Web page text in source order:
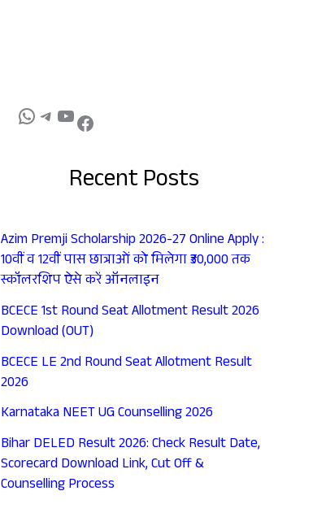
Recent Posts
Azim Premji Scholarship 2026-27 Online Apply :
10वीं व 12वीं पास छात्राओं को मिलेगा ₹30,000 तक
स्कॉलरशिप ऐसे करें ऑनलाइन
BCECE 1st Round Seat Allotment Result 2026
Download (OUT)
BCECE LE 2nd Round Seat Allotment Result
2026
Karnataka NEET UG Counselling 2026
Bihar DELED Result 2026: Check Result Date,
Scorecard Download Link, Cut Off &
Counselling Process